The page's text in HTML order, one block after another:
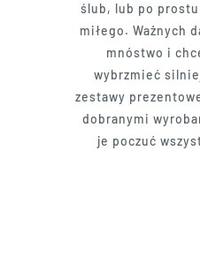
ślub, lub po
miłego. Ważnych
mnóstwo i
wybrzmieć
zestawy
dobranymi
je poczuć